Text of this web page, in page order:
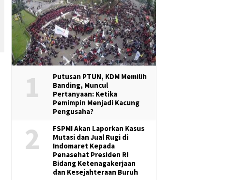
1
Putusan PTUN, KDM Memilih
Banding, Muncul
Pertanyaan: Ketika
Pemimpin Menjadi Kacung
Pengusaha?
2
FSPMI Akan Laporkan Kasus
Mutasi dan Jual Rugi di
Indomaret Kepada
Penasehat Presiden RI
Bidang Ketenagakerjaan
dan Kesejahteraan Buruh